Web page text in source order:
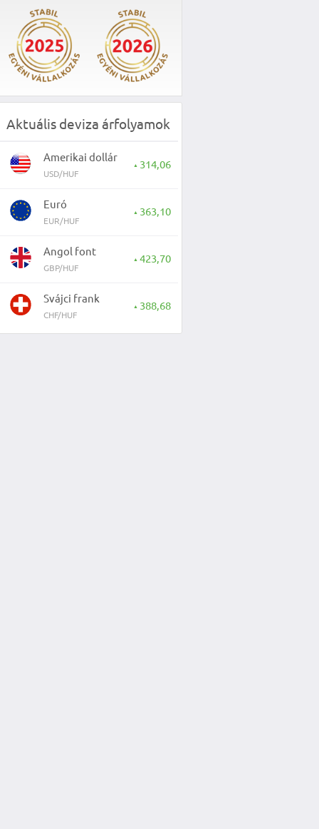
Aktuális deviza árfolyamok
Amerikai dollár
USD/HUF
▲ 314,06
Euró
EUR/HUF
▲ 363,10
Angol font
GBP/HUF
▲ 423,70
Svájci frank
CHF/HUF
▲ 388,68